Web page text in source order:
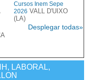
Cursos Inem Sepe
2026 VALL D'UIXO
(LA)
Desplegar todas»
LABORAL,